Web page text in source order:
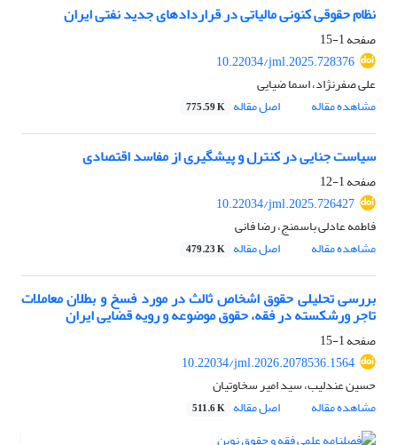
نظام حقوقی کنونی مالیاتی در قراردادهای جدید نفتی ایران
صفحه1-15
10.22034/jml.2025.728376
علی صفرنژاد، اسما ضیایی
مشاهده مقاله
اصل مقاله 775.59 K
سیاست جنایی در کنترل و پیشگیری از مفاسد اقتصادی
صفحه1-12
10.22034/jml.2025.726427
فاطمه عادلی باسمنج، رضا فانی
مشاهده مقاله
اصل مقاله 479.23 K
بررسی تحلیلی حقوق اشخاص ثالث در مورد فسخ و بطلان معاملات
تاجر ورشکسته در فقه، حقوق موضوعه و رویه قضایی ایران
صفحه1-15
10.22034/jml.2026.2078536.1564
حسین عندلیب، سید امیر سخاوتیان
مشاهده مقاله
اصل مقاله 511.6 K